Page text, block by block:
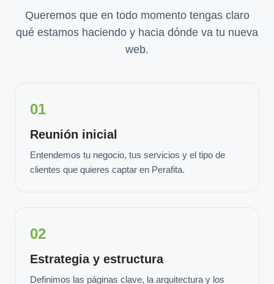
Queremos que en todo momento tengas claro
qué estamos haciendo y hacia dónde va tu nueva
web.
01
Reunión inicial
Entendemos tu negocio, tus servicios y el tipo de
clientes que quieres captar en Perafita.
02
Estrategia y estructura
Definimos las páginas clave, la arquitectura y los